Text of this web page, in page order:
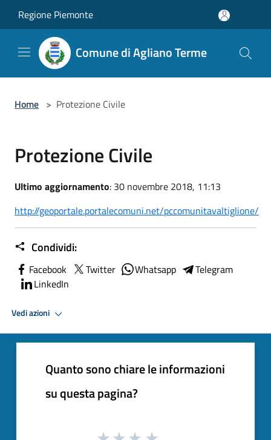
Regione Piemonte
Comune di Agliano Terme
Home > Protezione Civile
Protezione Civile
Ultimo aggiornamento: 30 novembre 2018, 11:13
http://geoportale.portalecomuni.net/pccomunitavaltiglione/
Condividi:
Facebook Twitter Whatsapp
Telegram
LinkedIn
Vedi azioni
Quanto sono chiare le informazioni
su questa pagina?